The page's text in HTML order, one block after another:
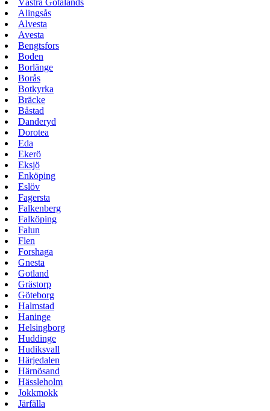
Västra Götalands
Alingsås
Alvesta
Avesta
Bengtsfors
Boden
Borlänge
Borås
Botkyrka
Bräcke
Båstad
Danderyd
Dorotea
Eda
Ekerö
Eksjö
Enköping
Eslöv
Fagersta
Falkenberg
Falköping
Falun
Flen
Forshaga
Gnesta
Gotland
Grästorp
Göteborg
Halmstad
Haninge
Helsingborg
Huddinge
Hudiksvall
Härjedalen
Härnösand
Hässleholm
Jokkmokk
Järfälla